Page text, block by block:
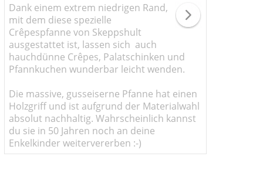
Dank einem extrem niedrigen Rand,
mit dem diese spezielle
Crêpespfanne von Skeppshult
ausgestattet ist, lassen sich auch
hauchdünne Crêpes, Palatschinken und
Pfannkuchen wunderbar leicht wenden.
Die massive, gusseiserne Pfanne hat einen
Holzgriff und ist aufgrund der Materialwahl
absolut nachhaltig. Wahrscheinlich kannst
du sie in 50 Jahren noch an deine
Enkelkinder weitervererben :-)